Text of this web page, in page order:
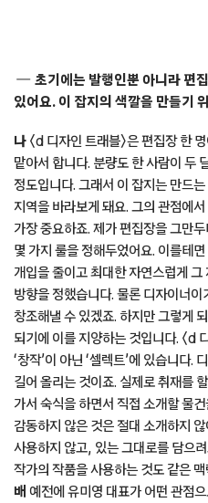
초기에는 발행인뿐 아니라 편
있어요. 이 잡지의 색깔을 만들기
나〈d 디자인 트래블〉은 편집장 한
맡아서 합니다. 분량도 한 사람이 두
정도입니다. 그래서 이 잡지는 만드
지역을 바라보게 돼요. 그의 관점에서
가장 중요하죠. 제가 편집장을 그만